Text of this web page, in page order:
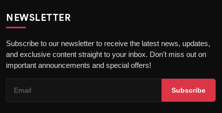
NEWSLETTER
Subscribe to our newsletter to receive the latest news, updates,
and exclusive content straight to your inbox. Don't miss out on
important announcements and special offers!
Subscribe